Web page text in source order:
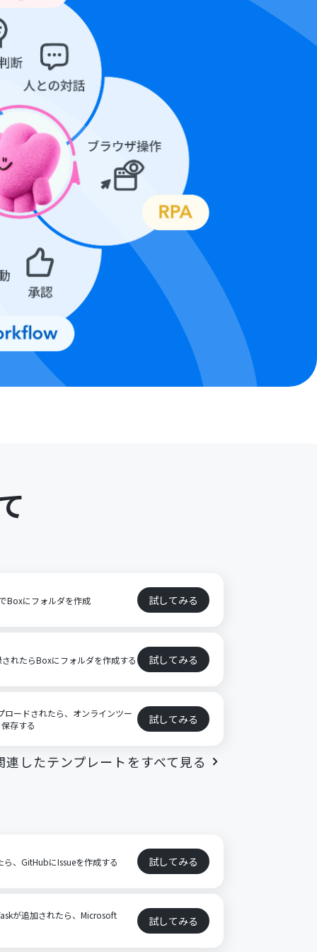
Boxにフォルダを作成 試してみる
れたらBoxにフォルダを作成する 試してみる
ードされたら、オンラインツー
存する
試してみる
連したテンプレートをすべて見る
ら、GitHubにIssueを作成する 試してみる
が追加されたら、Microsoft 試してみる